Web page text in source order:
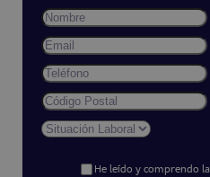
He leído y comprendo la